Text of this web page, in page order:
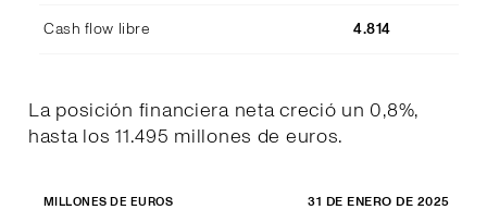
Cash flow libre 4.814
La posición financiera neta creció un 0,8%,
hasta los 11.495 millones de euros.
MILLONES DE EUROS 31 DE ENERO DE 2025